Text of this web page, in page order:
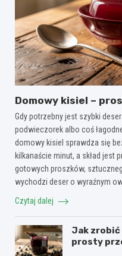
Domowy kisiel –
Gdy potrzebny jest szybki
podwieczorek albo coś
domowy kisiel sprawdza się
kilkanaście minut, a skład jest
gotowych proszków,
wychodzi deser o wyraźnym
Czytaj dalej
Jak zrobić
prosty